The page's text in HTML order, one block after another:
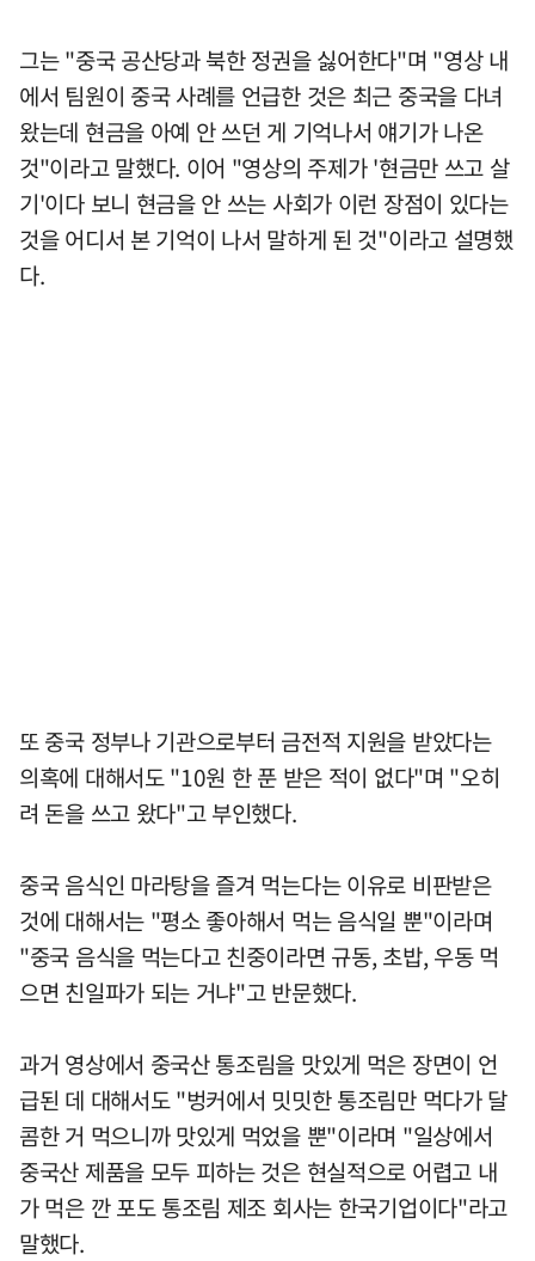
그는 "중국 공산당과 북한 정권을 싫어한다"며 "영상 내
에서 팀원이 중국 사례를 언급한 것은 최근 중국을 다녀
왔는데 현금을 아예 안 쓰던 게 기억나서 얘기가 나온
것"이라고 말했다. 이어 "영상의 주제가 '현금만 쓰고 살
기'이다 보니 현금을 안 쓰는 사회가 이런 장점이 있다는
것을 어디서 본 기억이 나서 말하게 된 것"이라고 설명했
다.
또 중국 정부나 기관으로부터 금전적 지원을 받았다는
의혹에 대해서도 "10원 한 푼 받은 적이 없다"며 "오히
려 돈을 쓰고 왔다"고 부인했다.
중국 음식인 마라탕을 즐겨 먹는다는 이유로 비판받은
것에 대해서는 "평소 좋아해서 먹는 음식일 뿐"이라며
"중국 음식을 먹는다고 친중이라면 규동, 초밥, 우동 먹
으면 친일파가 되는 거냐"고 반문했다.
과거 영상에서 중국산 통조림을 맛있게 먹은 장면이 언
급된 데 대해서도 "벙커에서 밋밋한 통조림만 먹다가 달
콤한 거 먹으니까 맛있게 먹었을 뿐"이라며 "일상에서
중국산 제품을 모두 피하는 것은 현실적으로 어렵고 내
가 먹은 깐 포도 통조림 제조 회사는 한국기업이다"라고
말했다.